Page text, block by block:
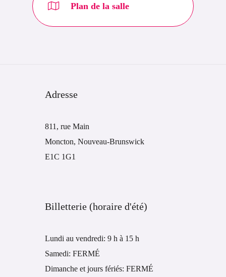
Plan de la salle
Adresse
811, rue Main
Moncton, Nouveau-Brunswick
E1C 1G1
Billetterie (horaire d'été)
Lundi au vendredi: 9 h à 15 h
Samedi: FERMÉ
Dimanche et jours fériés: FERMÉ